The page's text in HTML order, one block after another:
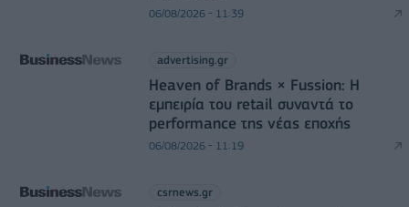
06/08/2026 - 11:39
advertising.gr
Heaven of Brands × Fussion: Η
εμπειρία του retail συναντά το
performance της νέας εποχής
06/08/2026 - 11:19
csrnews.gr